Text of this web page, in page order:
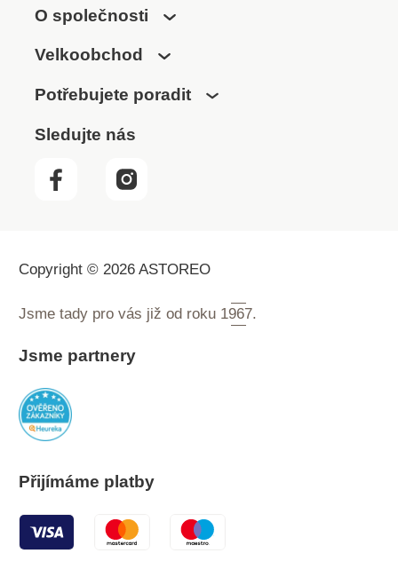
O společnosti
Velkoobchod
Potřebujete poradit
Sledujte nás
Copyright © 2026 ASTOREO
Jsme tady pro vás již od roku 1967.
Jsme partnery
Přijímáme platby